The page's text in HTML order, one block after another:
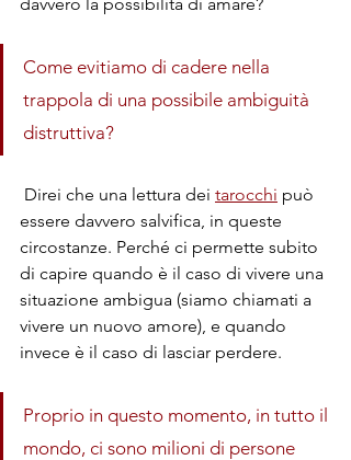
Come evitiamo di cadere nella
trappola di una possibile ambiguità
distruttiva?
Direi che una lettura dei tarocchi può
essere davvero salvifica, in queste
circostanze. Perché ci permette subito
di capire quando è il caso di vivere una
situazione ambigua (siamo chiamati a
vivere un nuovo amore), e quando
invece è il caso di lasciar perdere.
Proprio in questo momento, in tutto il
mondo, ci sono milioni di persone